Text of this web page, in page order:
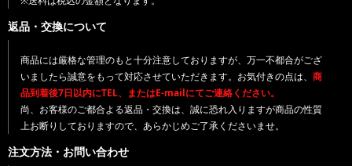
返品・交換について
商品には厳格な管理のもと十分注意しておりますが、万一不都合がござ
いましたら誠意をもって対応させていただきます。お気付きの点は、 商
品到着後7日以内にTEL、またはE-mailにてご連絡ください。
尚、お客様のご都合よる返品・交換は、誠に恐れ入りますが商品の性質
上お断りしておりますので、あらかじめご了承くださいませ。
注文方法・お問い合わせ